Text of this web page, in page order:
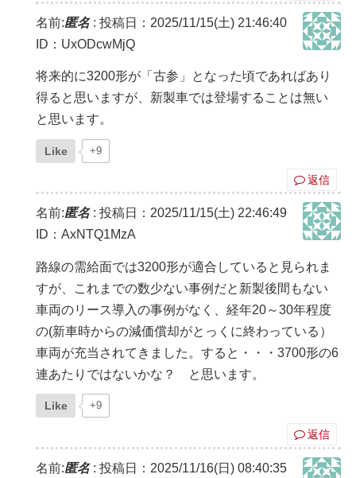
名前:匿名: 投稿日：2025/11/15(土) 21:46:40
ID：UxODcwMjQ
将来的に3200形が「古参」となった頃であればあり
得ると思いますが、新製車では登場することは無い
と思います。
Like +9
返信
名前:匿名: 投稿日：2025/11/15(土) 22:46:49
ID：AxNTQ1MzA
路線の需給面では3200形が適合していると見られま
すが、これまでの数少ない事例だと新製後間もない
車両のリース導入の事例がなく、経年20～30年程度
の(新車時からの減価償却がとっくに終わっている）
車両が充当されてきました。すると・・・3700形の6
連あたりではないかな？ と思います。
Like +9
返信
名前:匿名: 投稿日：2025/11/16(日) 08:40:35